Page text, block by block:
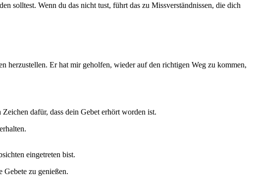
solltest. Wenn du das nicht tust, führt das zu Missverständnissen, die dich
herzustellen. Er hat mir geholfen, wieder auf den richtigen Weg zu kommen,
dafür, dass dein Gebet erhört worden ist.
eingetreten bist.
Gebete zu genießen.